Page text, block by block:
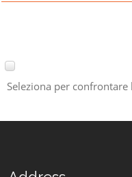
Seleziona per